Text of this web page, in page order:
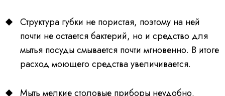
Структура губки не пористая, поэтому на ней
почти не остается бактерий, но и средство для
мытья посуды смывается почти мгновенно. В итоге
расход моющего средства увеличивается.
Мыть мелкие столовые приборы неудобно.